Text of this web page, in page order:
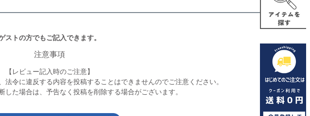
ストの方でもご記入できます。
注意事項
【レビュー記入時のご注意】
令に違反する内容を投稿することはできませんのでご注意ください。
した場合は、予告なく投稿を削除する場合がございます。